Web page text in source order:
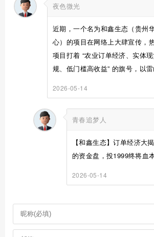
夜色微光
近期，一个名为和鑫生态（贵州
心）的项目在网络上大肆宣传，
项目打着 “农业订单经济、实体
规、低门槛高收益” 的旗号，以
2026-05-14
青春追梦人
【和鑫生态】订单经济大
的资金盘，投1999终将血
2026-05-14